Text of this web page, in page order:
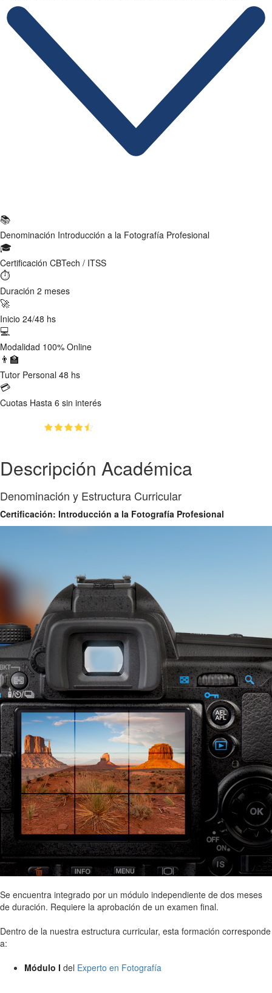
📚
Denominación Introducción a la Fotografía Profesional
🎓
Certificación CBTech / ITSS
⏱
Duración 2 meses
🚀
Inicio 24/48 hs
💻
Modalidad 100% Online
👨‍🏫
Tutor Personal 48 hs
💳
Cuotas Hasta 6 sin interés
Descripción Académica
Denominación y Estructura Curricular
Certificación: Introducción a la Fotografía Profesional
Se encuentra integrado por un módulo independiente de dos meses
de duración. Requiere la aprobación de un examen final.
Dentro de la nuestra estructura curricular, esta formación corresponde
a:
Módulo I del Experto en Fotografía